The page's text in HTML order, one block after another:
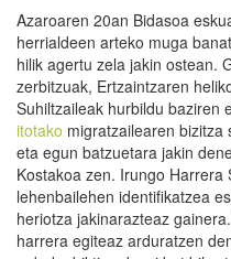
Azaroaren 20an Bidasoa
herrialdeen arteko muga
hilik agertu zela jakin ostean.
zerbitzuak, Ertzaintzaren
Suhiltzaileak hurbildu baziren
itotako migratzailearen bizitza
eta egun batzuetara jakin
Kostakoa zen. Irungo
lehenbailehen identifikatzea
heriotza jakinarazteaz
harrera egiteaz arduratzen